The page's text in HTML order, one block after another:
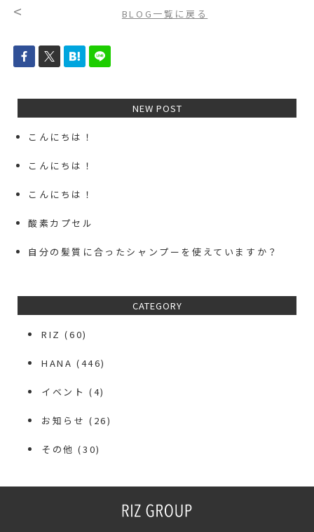
< BLOG一覧に戻る
NEW POST
こんにちは！
こんにちは！
こんにちは！
酸素カプセル
自分の髪質に合ったシャンプーを使えていますか？
CATEGORY
RIZ (60)
HANA (446)
イベント (4)
お知らせ (26)
その他 (30)